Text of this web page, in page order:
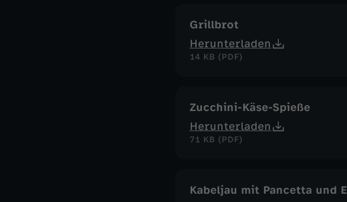
Grillbrot
Herunterladen
14 KB (PDF)
Zucchini-Käse-Spieße
Herunterladen
71 KB (PDF)
Kabeljau mit Pancetta und